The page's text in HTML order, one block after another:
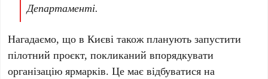
Департаменті.
Нагадаємо, що в Києві також планують запустити
пілотний проєкт, покликаний впорядкувати
організацію ярмарків. Це має відбуватися на